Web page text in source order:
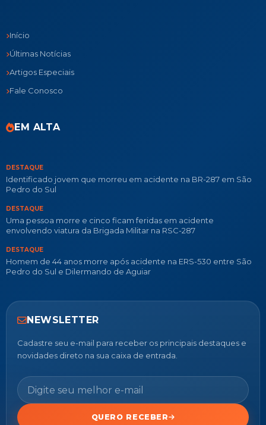
Início
Últimas Notícias
Artigos Especiais
Fale Conosco
EM ALTA
DESTAQUE
Identificado jovem que morreu em acidente na BR-287 em São
Pedro do Sul
DESTAQUE
Uma pessoa morre e cinco ficam feridas em acidente
envolvendo viatura da Brigada Militar na RSC-287
DESTAQUE
Homem de 44 anos morre após acidente na ERS-530 entre São
Pedro do Sul e Dilermando de Aguiar
NEWSLETTER
Cadastre seu e-mail para receber os principais destaques e
novidades direto na sua caixa de entrada.
QUERO RECEBER